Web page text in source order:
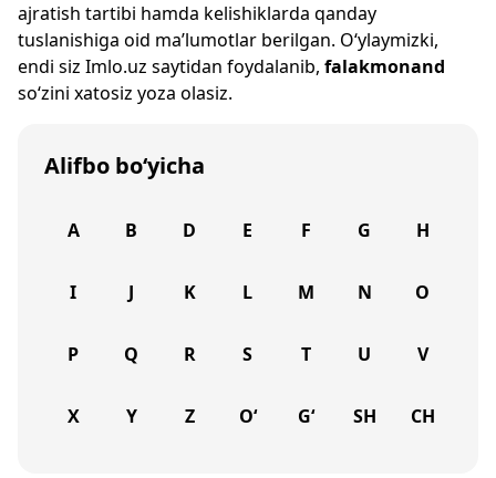
ajratish tartibi hamda kelishiklarda qanday
tuslanishiga oid ma’lumotlar berilgan. O‘ylaymizki,
endi siz Imlo.uz saytidan foydalanib, falakmonand
so‘zini xatosiz yoza olasiz.
Alifbo bo‘yicha
A B D E F G H
I J K L M N O
P Q R S T U V
X Y Z O‘ G‘ SH CH